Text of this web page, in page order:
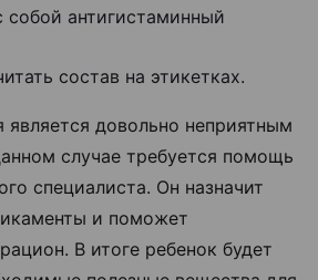
собой антигистаминный
состав на этикетках.
является довольно неприятным
случае требуется помощь
специалиста. Он назначит
и поможет
В итоге ребенок будет